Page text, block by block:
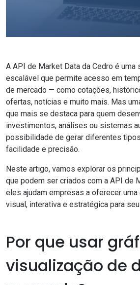
A API de Market Data da Cedro é uma
escalável que permite acesso em
de mercado — como cotações,
ofertas, notícias e muito mais. Mas
que mais se destaca para quem
investimentos, análises ou sistemas
possibilidade de gerar diferentes
facilidade e precisão.
Neste artigo, vamos explorar os
que podem ser criados com a API de
eles ajudam empresas a oferecer
visual, interativa e estratégica para
Por que usar
visualização de